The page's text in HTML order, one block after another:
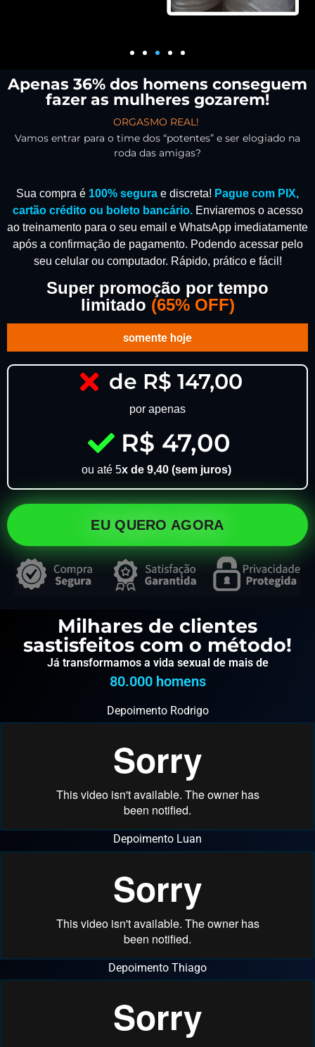
Apenas 36% dos homens conseguem
fazer as mulheres gozarem!
ORGASMO REAL!
Vamos entrar para o time dos “potentes” e ser elogiado na
roda das amigas?
Sua compra é 100% segura e discreta! Pague com PIX,
cartão crédito ou boleto bancário. Enviaremos o acesso
ao treinamento para o seu email e WhatsApp imediatamente
após a confirmação de pagamento. Podendo acessar pelo
seu celular ou computador. Rápido, prático e fácil!
Super promoção por tempo
limitado (65% OFF)
somente hoje
de R$ 147,00
por apenas
R$ 47,00
ou até 5x de 9,40 (sem juros)
EU QUERO AGORA
Milhares de clientes
sastisfeitos com o método!
Já transformamos a vida sexual de mais de
80.000 homens
Depoimento Rodrigo
Depoimento Luan
Depoimento Thiago